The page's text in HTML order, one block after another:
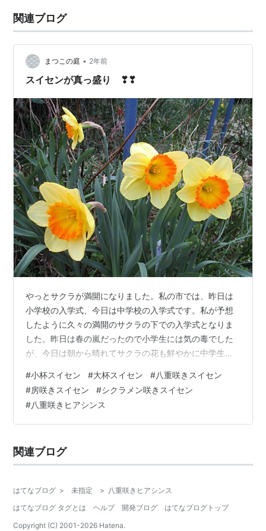
関連ブログ
まつこの庭 • 2年前
スイセンが真っ盛り ❣❣
やっとサクラが満開になりました。私の市では、昨日は
小学校の入学式、今日は中学校の入学式です。私が予想
したように久々の満開のサクラの下での入学式となりま
した。昨日は春の嵐だったので小学生には気の毒でした
が、今日は朝から晴れてサクラの花も鮮やかに中学生は
う。 今年はスイセンが同じ花ばかり咲いていると心配し
ましたが、どうも早咲き、遅咲きと順番に咲いただけの
ようです。昨年は一気に気温があがり、一斉にスイセン
の花が咲いてしまったようで、今年は寒暖が交互に来た
スイセンが盛りを迎えています。 スイセンはヒガン…
#小杯スイセン #大杯スイセン #八重咲きスイセン
#房咲きスイセン #シクラメン咲きスイセン
#八重咲きヒアシンス
関連ブログ
はてなブログ > 未指定 > 八重咲きヒアシンス
はてなブログ タグとは
ヘルプ 開発ブログ
はてなブログトップ
Copyright (C) 2001-2026 Hatena.